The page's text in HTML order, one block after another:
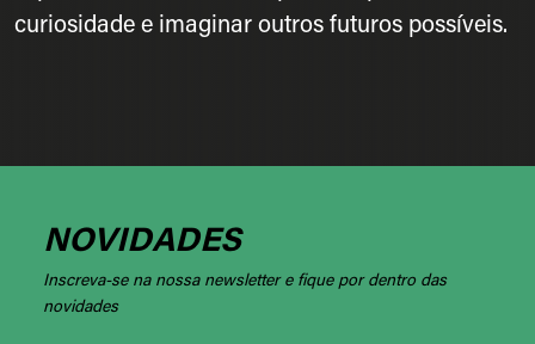
curiosidade e imaginar outros futuros possíveis.
NOVIDADES
Inscreva-se na nossa newsletter e fique por dentro das
novidades